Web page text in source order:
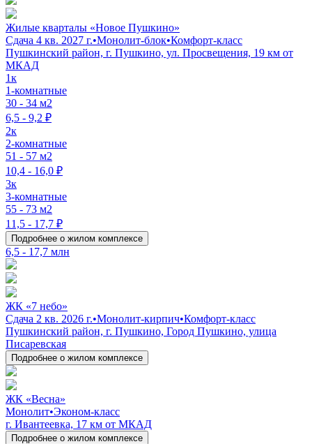
Жилые кварталы «Новое Пушкино»
Сдача 4 кв. 2027 г.•Монолит-блок•Комфорт-класс
Пушкинский район, г. Пушкино, ул. Просвещения, 19 км от
МКАД
1к
1-комнатные
30 - 34 м2
6,5 - 9,2 ₽
2к
2-комнатные
51 - 57 м2
10,4 - 16,0 ₽
3к
3-комнатные
55 - 73 м2
11,5 - 17,7 ₽
Подробнее о жилом комплексе
6,5 - 17,7 млн
ЖК «7 небо»
Сдача 2 кв. 2026 г.•Монолит-кирпич•Комфорт-класс
Пушкинский район, г. Пушкино, Город Пушкино, улица
Писаревская
Подробнее о жилом комплексе
ЖК «Весна»
Монолит•Эконом-класс
г. Ивантеевка, 17 км от МКАД
Подробнее о жилом комплексе